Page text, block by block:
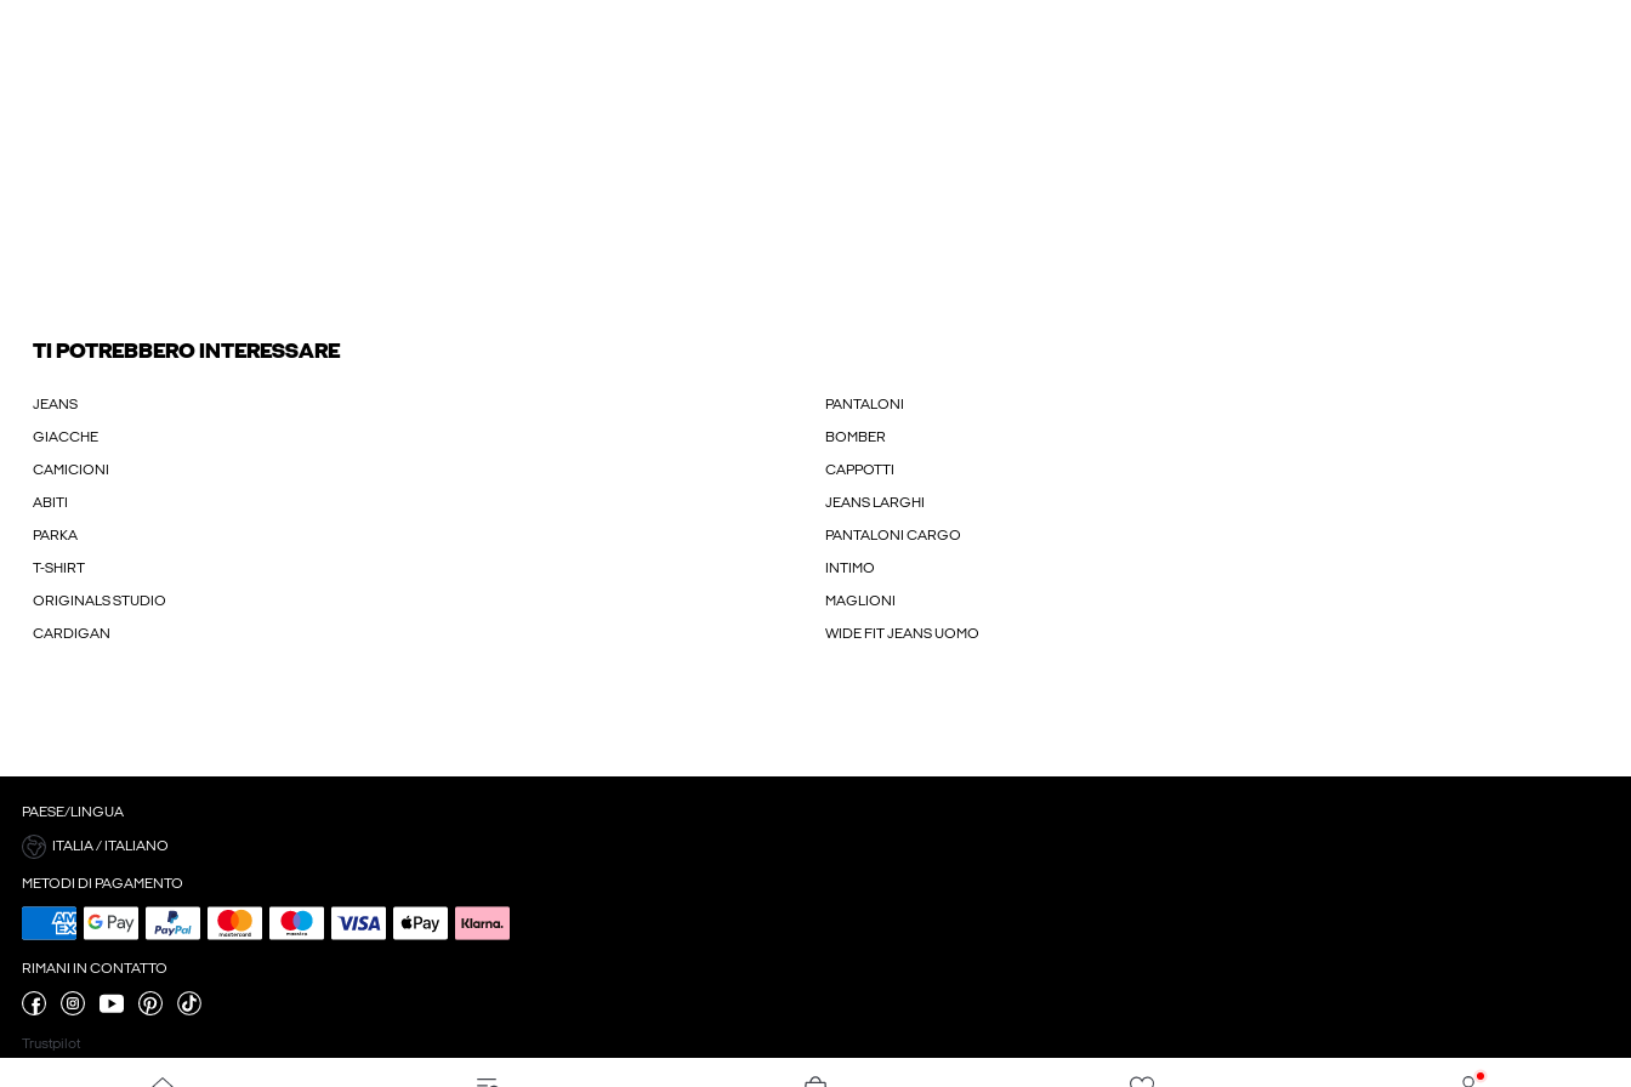
TI POTREBBERO INTERESSARE
JEANS PANTALONI
GIACCHE BOMBER
CAMICIONI CAPPOTTI
ABITI JEANS LARGHI
PARKA PANTALONI CARGO
T-SHIRT INTIMO
ORIGINALS STUDIO MAGLIONI
CARDIGAN WIDE FIT JEANS UOMO
PAESE/LINGUA
ITALIA / ITALIANO
METODI DI PAGAMENTO
RIMANI IN CONTATTO
Trustpilot